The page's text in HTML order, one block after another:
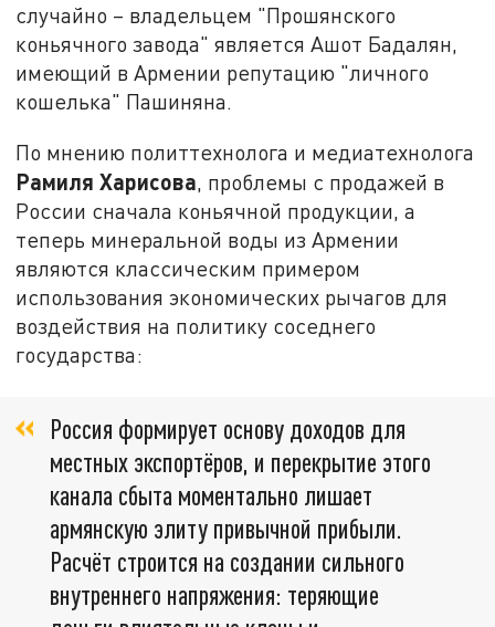
случайно – владельцем "Прошянского
коньячного завода" является Ашот Бадалян,
имеющий в Армении репутацию "личного
кошелька" Пашиняна.
По мнению политтехнолога и медиатехнолога
Рамиля Харисова, проблемы с продажей в
России сначала коньячной продукции, а
теперь минеральной воды из Армении
являются классическим примером
использования экономических рычагов для
воздействия на политику соседнего
государства:
Россия формирует основу доходов для
местных экспортёров, и перекрытие этого
канала сбыта моментально лишает
армянскую элиту привычной прибыли.
Расчёт строится на создании сильного
внутреннего напряжения: теряющие